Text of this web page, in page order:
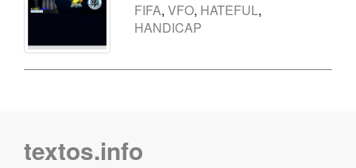
FIFA,VFO, HATEFUL,
HANDICAP
textos.info